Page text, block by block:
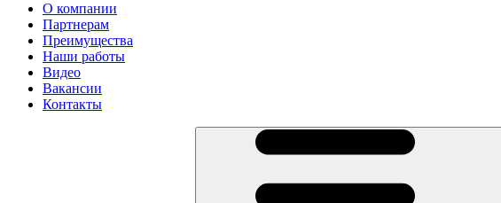
О компании
Партнерам
Преимущества
Наши работы
Видео
Вакансии
Контакты